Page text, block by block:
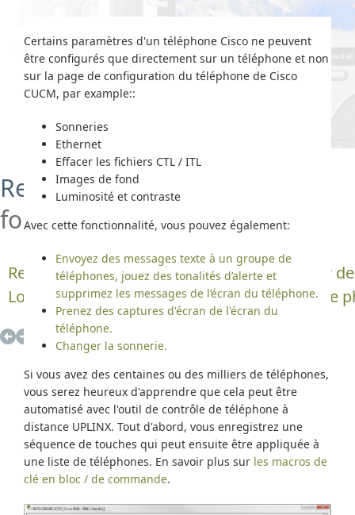
Remote Phone Control Tool
for Cisco Phones
Remotely control Cisco IP phones from your
Log in users remotely, place calls and change
Certains paramètres d'un téléphone Cisco ne peuvent
être configurés que directement sur un téléphone et non
sur la page de configuration du téléphone de Cisco
CUCM, par example::
Sonneries
Ethernet
Effacer les fichiers CTL / ITL
Images de fond
Luminosité et contraste
Avec cette fonctionnalité, vous pouvez également:
Envoyez des messages texte à un groupe de
téléphones, jouez des tonalités d’alerte et
supprimez les messages de l’écran du téléphone.
Prenez des captures d'écran de l'écran du
téléphone.
Changer la sonnerie.
Si vous avez des centaines ou des milliers de téléphones,
vous serez heureux d'apprendre que cela peut être
automatisé avec l'outil de contrôle de téléphone à
distance UPLINX. Tout d'abord, vous enregistrez une
séquence de touches qui peut ensuite être appliquée à
une liste de téléphones. En savoir plus sur les macros de
clé en bloc / de commande.